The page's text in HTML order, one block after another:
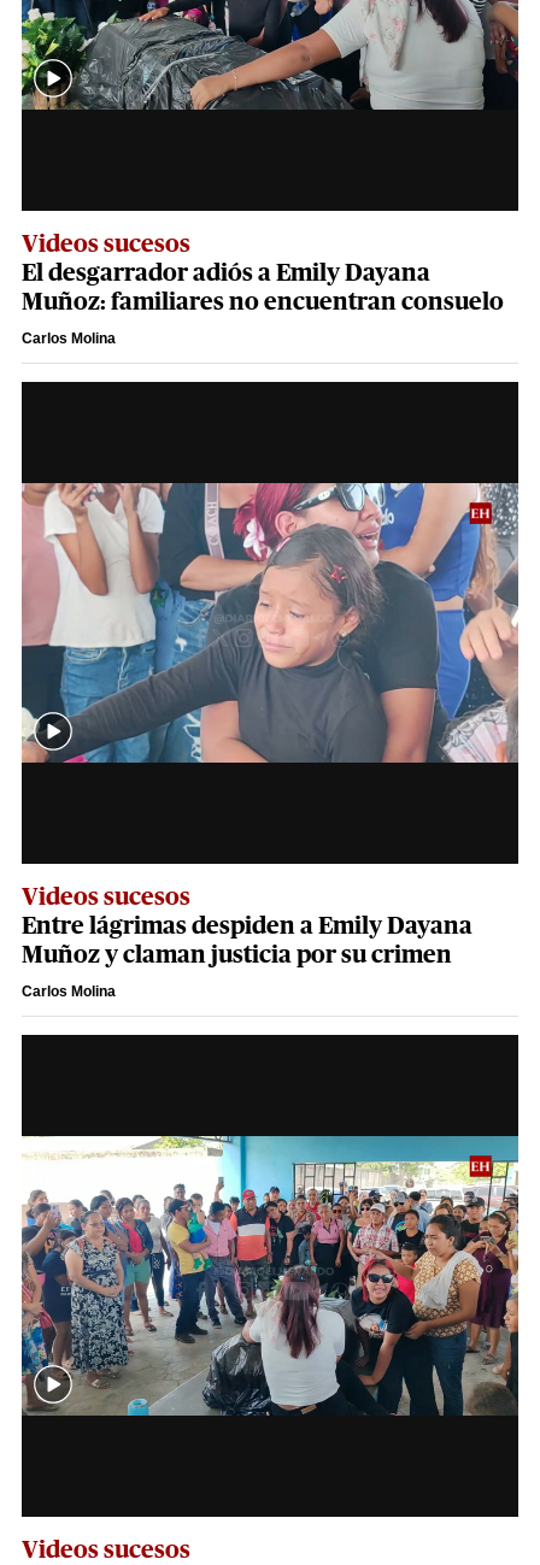
Videos sucesos
El desgarrador adiós a Emily Dayana
Muñoz: familiares no encuentran consuelo
Carlos Molina
Videos sucesos
Entre lágrimas despiden a Emily Dayana
Muñoz y claman justicia por su crimen
Carlos Molina
Videos sucesos